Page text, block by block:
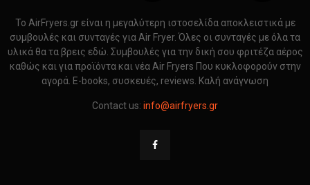
Το AirFryers.gr είναι η μεγαλύτερη ιστοσελίδα αποκλειστικά με
συμβουλές και συνταγές για Air Fryer. Όλες οι συνταγές με όλα τα
υλικά θα τα βρεις εδώ. Συμβουλές για την δική σου φριτέζα αέρος
καθώς και για προϊόντα και νέα Air Fryers Που κυκλοφορούν στην
αγορά. E-books, συσκευές, reviews. Καλή ανάγνωση
Contact us: info@airfryers.gr